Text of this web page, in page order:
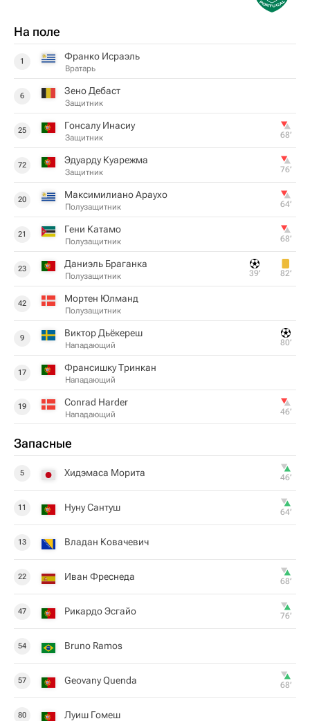
На поле
1 Франко Исраэль
Вратарь
6 Зено Дебаст
Защитник
25 Гонсалу Инасиу
Защитник 68‎’‎
72 Эдуарду Куарежма
Защитник 76‎’‎
20 Максимилиано Араухо
Полузащитник 64‎’‎
21 Гени Катамо
Полузащитник 68‎’‎
23 Даниэль Браганка
Полузащитник 39‎’‎ 82‎’‎
42 Мортен Юлманд
Полузащитник
9 Виктор Дьёкереш
Нападающий 80‎’‎
17 Франсишку Тринкан
Нападающий
19 Conrad Harder
Нападающий 46‎’‎
Запасные
5 Хидэмаса Морита 46‎’‎
11 Нуну Сантуш 64‎’‎
13 Владан Ковачевич
22 Иван Фреснеда 68‎’‎
47 Рикардо Эсгайо 76‎’‎
54 Bruno Ramos
57 Geovany Quenda 68‎’‎
80 Луиш Гомеш